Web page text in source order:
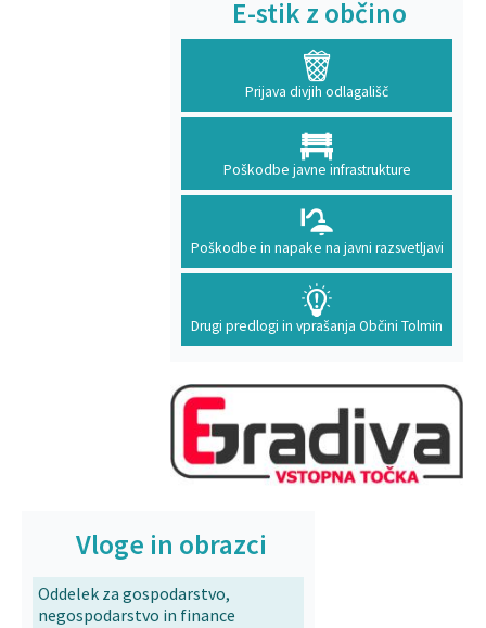
E-stik z občino
Prijava divjih odlagališč
Poškodbe javne infrastrukture
Poškodbe in napake na javni razsvetljavi
Drugi predlogi in vprašanja Občini Tolmin
Vloge in obrazci
Oddelek za gospodarstvo,
negospodarstvo in finance